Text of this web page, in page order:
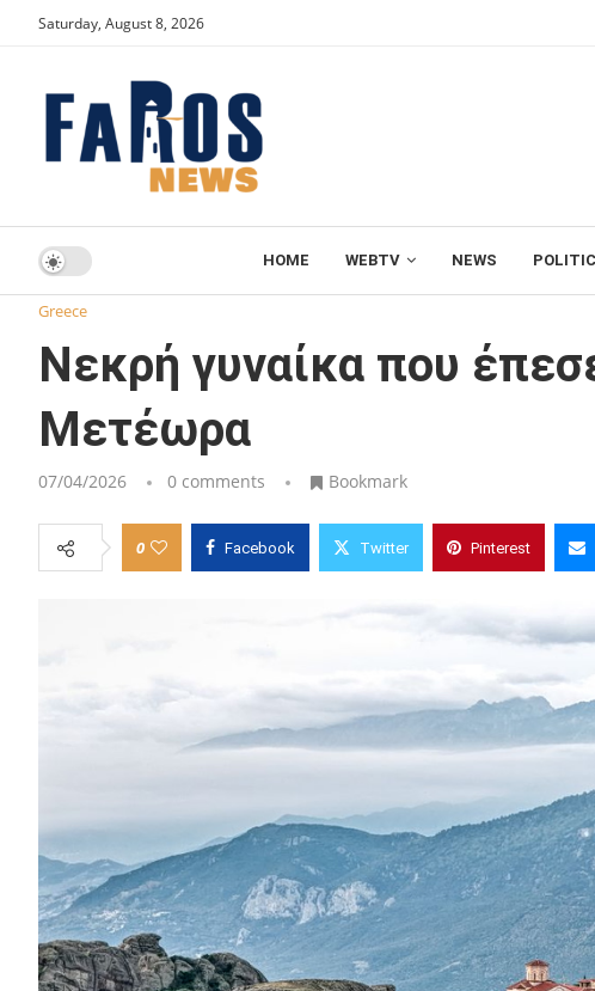
Saturday, August 8, 2026
HOME WEBTV NEWS
Home Νεκρή γυναίκα που έπεσε από βράχο Μονής στα
Greece
Νεκρή γυναίκα που
Μετέωρα
07/04/2026 0 comments Bookmark
0 Facebook Twitter Pinterest